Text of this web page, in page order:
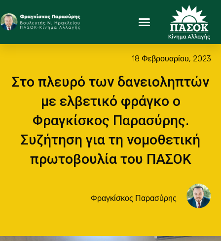
18 Φεβρουαρίου, 2023
Στο πλευρό των δανειοληπτών
με ελβετικό φράγκο ο
Φραγκίσκος Παρασύρης.
Συζήτηση για τη νομοθετική
πρωτοβουλία του ΠΑΣΟΚ
Φραγκίσκος Παρασύρης